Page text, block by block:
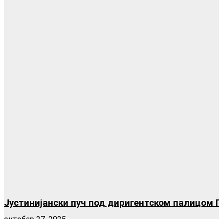
Јустинијански пуч под диригентском палицом